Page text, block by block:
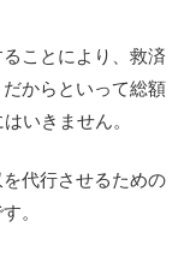
ことにより、救済
からといって総額
いきません。
代行させるための
。